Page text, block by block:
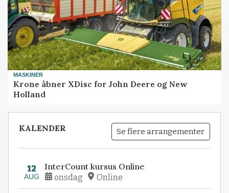
MASKINER
Krone åbner XDisc for John Deere og New
Holland
KALENDER Se flere arrangementer
12
AUG
InterCount kursus Online
onsdag Online